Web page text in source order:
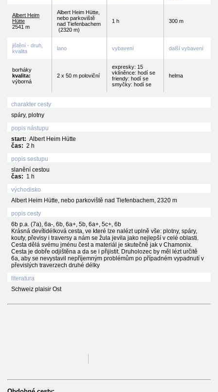
Albert Heim
Hütte
2541 m
Albert Heim Hütte,
nebo parkoviště
nad Tiefenbachem
(2320 m)
1 h 300 m
jištění - druh,
kvalita
lano vybavení další vybavení
borháky
kvalita:
výborná
2 x 50 m poloviční
expresky: 15
vklíněnce: hodí se
friendy: hodí se
smyčky: hodí se
helma
charakter cesty
spáry, plotny
popis nástupu
start: Albert Heim Hütte
čas: 2 h
popis sestupu
slanění cestou
čas: 1 h
východisko
Albert Heim Hütte, nebo parkoviště nad Tiefenbachem, 2320 m
popis cesty
6b p.a. (7a), 6a-, 6b, 6a+, 5b, 6a+, 5c+, 6b
Krásná devítidélková cesta, ve které lze nalézt uplně vše: plotny, spáry,
kouty, převisy i traversy a nám se žula jevila jako nejlepší v celé oblasti.
Cesta dělá svému jménu čest a materiál je skutečně jak v Chamonix.
Cesta je dobře odjištěna a da se i přijistit. Druholozec by měl lézt určitě
6a, aby se nevystavil nepříjemným problémům po případném vypadnutí v
převislých traverzech druhé délky
literatura
Schweiz plaisir Ost